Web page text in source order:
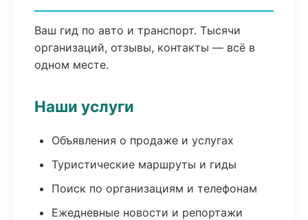
Ваш гид по авто и транспорт. Тысячи
организаций, отзывы, контакты — всё в
одном месте.
Наши услуги
Объявления о продаже и услугах
Туристические маршруты и гиды
Поиск по организациям и телефонам
Ежедневные новости и репортажи